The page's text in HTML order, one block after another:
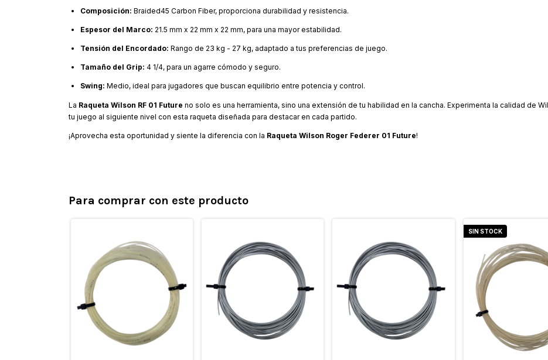
Composición: Braided45 Carbon Fiber, proporciona durabilidad y resistencia.
Espesor del Marco: 21.5 mm x 22 mm x 22 mm, para una mayor estabilidad.
Tensión del Encordado: Rango de 23 kg - 27 kg, adaptado a tus preferencias de juego.
Tamaño del Grip: 4 1/4, para un agarre cómodo y seguro.
Swing: Medio, ideal para jugadores que buscan equilibrio entre potencia y control.
La Raqueta Wilson RF 01 Future no solo es una herramienta, sino una extensión de tu habilidad en la cancha. Experimenta la calidad de
tu juego al siguiente nivel con esta raqueta diseñada para destacar en cada partido.
¡Aprovecha esta oportunidad y siente la diferencia con la Raqueta Wilson Roger Federer 01 Future!
Para comprar con este producto
SIN STOCK